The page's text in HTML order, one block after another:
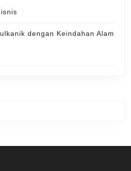
dengan Keindahan Alam